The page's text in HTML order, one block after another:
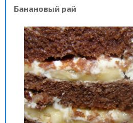
Банановый рай